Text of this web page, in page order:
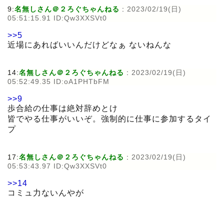
9:名無しさん＠２ろぐちゃんねる : 2023/02/19(日)
05:51:15.91 ID:Qw3XXSVt0
>>5
近場にあればいいんだけどなぁ ないねんな
14:名無しさん＠２ろぐちゃんねる : 2023/02/19(日)
05:52:49.35 ID:oA1PHTbFM
>>9
歩合給の仕事は絶対辞めとけ
皆でやる仕事がいいぞ。強制的に仕事に参加するタイ
プ
17:名無しさん＠２ろぐちゃんねる : 2023/02/19(日)
05:53:43.97 ID:Qw3XXSVt0
>>14
コミュ力ないんやが